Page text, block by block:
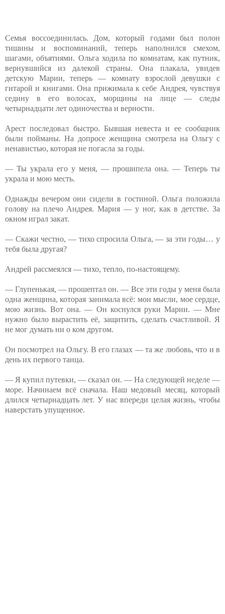
Семья воссоединилась. Дом, который годами был полон
тишины и воспоминаний, теперь наполнился смехом,
шагами, объятиями. Ольга ходила по комнатам, как путник,
вернувшийся из далекой страны. Она плакала, увидев
детскую Марии, теперь — комнату взрослой девушки с
гитарой и книгами. Она прижимала к себе Андрея, чувствуя
седину в его волосах, морщины на лице — следы
четырнадцати лет одиночества и верности.
Арест последовал быстро. Бывшая невеста и ее сообщник
были пойманы. На допросе женщина смотрела на Ольгу с
ненавистью, которая не погасла за годы.
— Ты украла его у меня, — прошипела она. — Теперь ты
украла и мою месть.
Однажды вечером они сидели в гостиной. Ольга положила
голову на плечо Андрея. Мария — у ног, как в детстве. За
окном играл закат.
— Скажи честно, — тихо спросила Ольга, — за эти годы… у
тебя была другая?
Андрей рассмеялся — тихо, тепло, по-настоящему.
— Глупенькая, — прошептал он. — Все эти годы у меня была
одна женщина, которая занимала всё: мои мысли, мое сердце,
мою жизнь. Вот она. — Он коснулся руки Марии. — Мне
нужно было вырастить её, защитить, сделать счастливой. Я
не мог думать ни о ком другом.
Он посмотрел на Ольгу. В его глазах — та же любовь, что и в
день их первого танца.
— Я купил путевки, — сказал он. — На следующей неделе —
море. Начинаем всё сначала. Наш медовый месяц, который
длился четырнадцать лет. У нас впереди целая жизнь, чтобы
наверстать упущенное.